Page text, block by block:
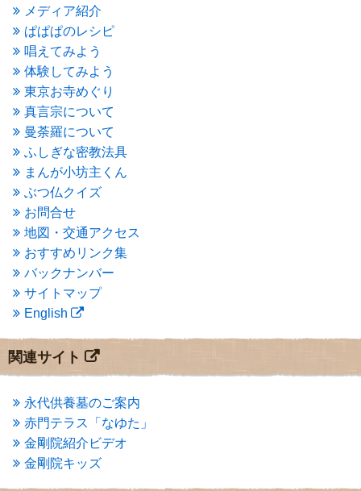
2015年11月(4)
2015年10月
(4)
2015年9月
(3)
2015年8月(4)
2015年7月(4)
2015年6月(3)
2015年5月(1)
2015年4月(1)
(3)
2015年2月(3)
2015年1月(1)
2014年12月 (2)
2014年9月
2014年5月(1)
2014年4月 (4)
2014年1月 (1)
2013年11月(4)
2013年10月 (2)
2013年9月(4)
2013年7月
(7)
2013年6月 (6)
2013年5月(13)
2013年4月(1)
2013年3月
(4)
2013年2月(6)
2013年1月(6)
2012年12月(7)
メディア紹介
ぱぱぱのレシピ
唱えてみよう
体験してみよう
東京お寺めぐり
真言宗について
曼荼羅について
ふしぎな密教法具
まんが小坊主くん
ぶつ仏クイズ
お問合せ
地図・交通アクセス
おすすめリンク集
バックナンバー
サイトマップ
English
関連サイト
永代供養墓のご案内
赤門テラス「なゆた」
金剛院紹介ビデオ
金剛院キッズ